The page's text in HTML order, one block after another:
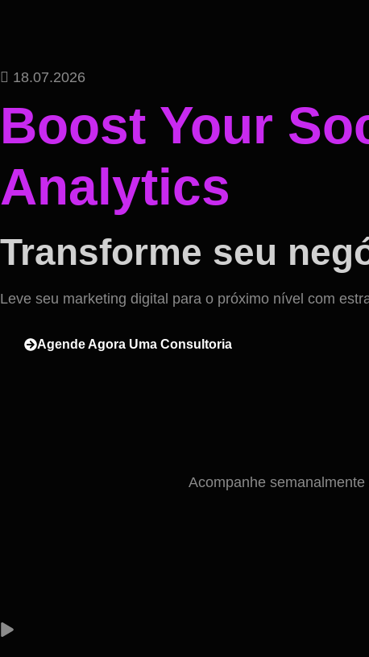
18.07.2026
Boost Your
Analytics
Transforme seu
Leve seu marketing digital para o próximo nível com
Agende Agora Uma Consultoria
Acompanhe